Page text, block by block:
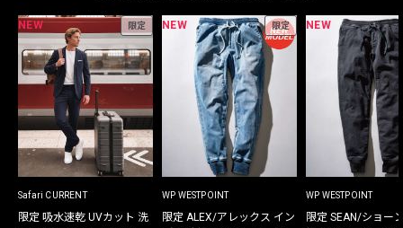
NEW 限定
Safari CURRENT
限定 吸水速乾 UVカット 洗
NEW 限定
WP WESTPOINT
限定 ALEX/アレックス イン
NEW
WP WESTPOINT
限定 SEAN/ショー